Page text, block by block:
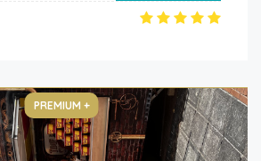
PREMIUM +